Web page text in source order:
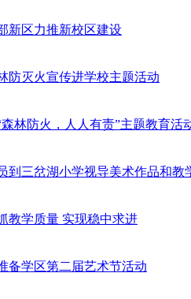
新区力推新校区建设
防灭火宣传进学校主题活动
林防火，人人有责”主题教育活
到三岔湖小学视导美术作品和教
教学质量 实现稳中求进
备学区第二届艺术节活动